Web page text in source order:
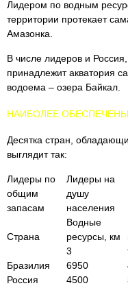
Лидером по водным
территории протекает
Амазонка.
В числе лидеров и
принадлежит акватория
водоема – озера Байкал.
НАИБОЛЕЕ ОБЕСПЕЧЕНЫ
Десятка стран,
выглядит так:
Лидеры по
общим
запасам
Лидеры на
душу
населения
Страна
Водные
ресурсы, км
3
Бразилия
6950
Россия
4500